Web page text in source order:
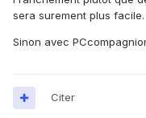
sera surement plus facile.
Sinon avec
Citer